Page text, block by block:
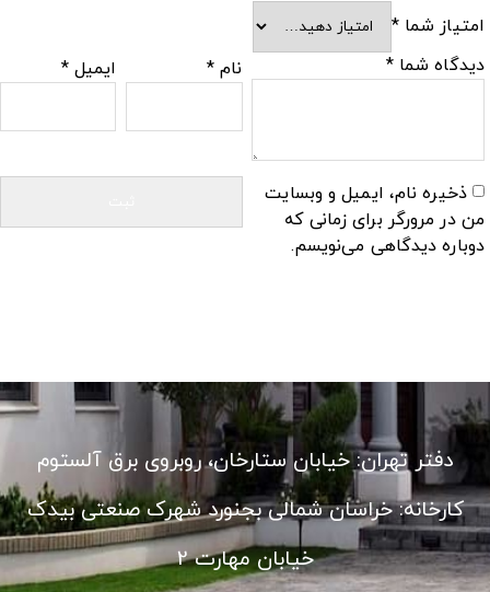
امتیاز شما*
دیدگاه شما* نام * ایمیل*
ذخیره نام، ایمیل و وبسایت
من در مرورگر برای زمانی که
دوباره دیدگاهی می‌نویسم.
دفتر تهران: خیابان ستارخان، روبروی برق آلستوم
کارخانه: خراسان شمالی بجنورد شهرک صنعتی بیدک
خیابان مهارت 2